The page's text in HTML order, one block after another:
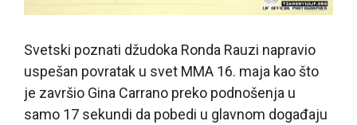
Svetski poznati džudoka Ronda Rauzi napravio
uspešan povratak u svet MMA 16. maja kao što
je završio Gina Carrano preko podnošenja u
samo 17 sekundi da pobedi u glavnom događaju